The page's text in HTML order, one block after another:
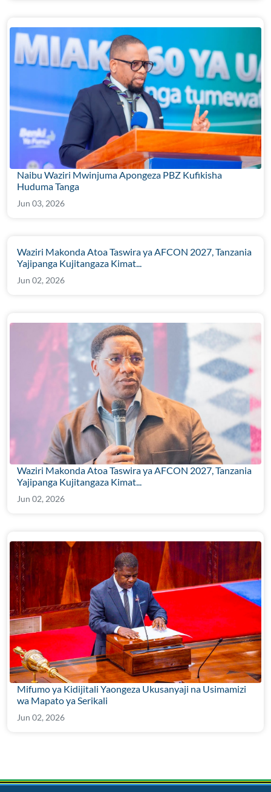
Naibu Waziri Mwinjuma Apongeza PBZ Kufikisha
Huduma Tanga
Jun 03, 2026
Waziri Makonda Atoa Taswira ya AFCON 2027, Tanzania
Yajipanga Kujitangaza Kimat...
Jun 02, 2026
Waziri Makonda Atoa Taswira ya AFCON 2027, Tanzania
Yajipanga Kujitangaza Kimat...
Jun 02, 2026
Mifumo ya Kidijitali Yaongeza Ukusanyaji na Usimamizi
wa Mapato ya Serikali
Jun 02, 2026